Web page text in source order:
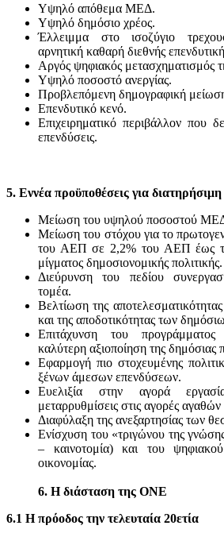
Υψηλό απόθεμα ΜΕΔ.
Υψηλό δημόσιο χρέος.
Έλλειμμα στο ισοζύγιο
αρνητική καθαρή διεθνής
Αργός ψηφιακός μετασχηματισμός
Υψηλό ποσοστό ανεργίας.
Προβλεπόμενη δημογραφική
Επενδυτικό κενό.
Επιχειρηματικό περιβάλλον που
επενδύσεις.
5. Εννέα προϋποθέσεις για
Μείωση του υψηλού ποσοστού
Μείωση του στόχου για το
του ΑΕΠ σε 2,2% του ΑΕΠ έως
μίγματος δημοσιονομικής πολιτικής.
Διεύρυνση του πεδίου
τομέα.
Βελτίωση της
και της αποδοτικότητας των
Επιτάχυνση του προγράμματος
καλύτερη αξιοποίηση της δημόσιας
Εφαρμογή πιο στοχευμένης
ξένων άμεσων επενδύσεων.
Ευελιξία στην αγορά
μεταρρυθμίσεις στις αγορές
Διαφύλαξη της ανεξαρτησίας των
Ενίσχυση του «τριγώνου της
– καινοτομία) και του
οικονομίας.
6. Η διάσταση της ΟΝΕ
6.1 Η πρόοδος την τελευταία 20ετία